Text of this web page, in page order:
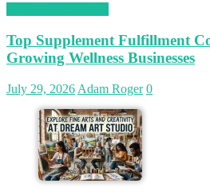
Top Supplement Fulfillment
Growing Wellness Businesses
July 29, 2026 Adam Roger 0